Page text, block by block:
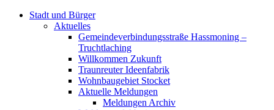
Stadt und Bürger
Aktuelles
Gemeindeverbindungsstraße Hassmoning –
Truchtlaching
Willkommen Zukunft
Traunreuter Ideenfabrik
Wohnbaugebiet Stocket
Aktuelle Meldungen
Meldungen Archiv